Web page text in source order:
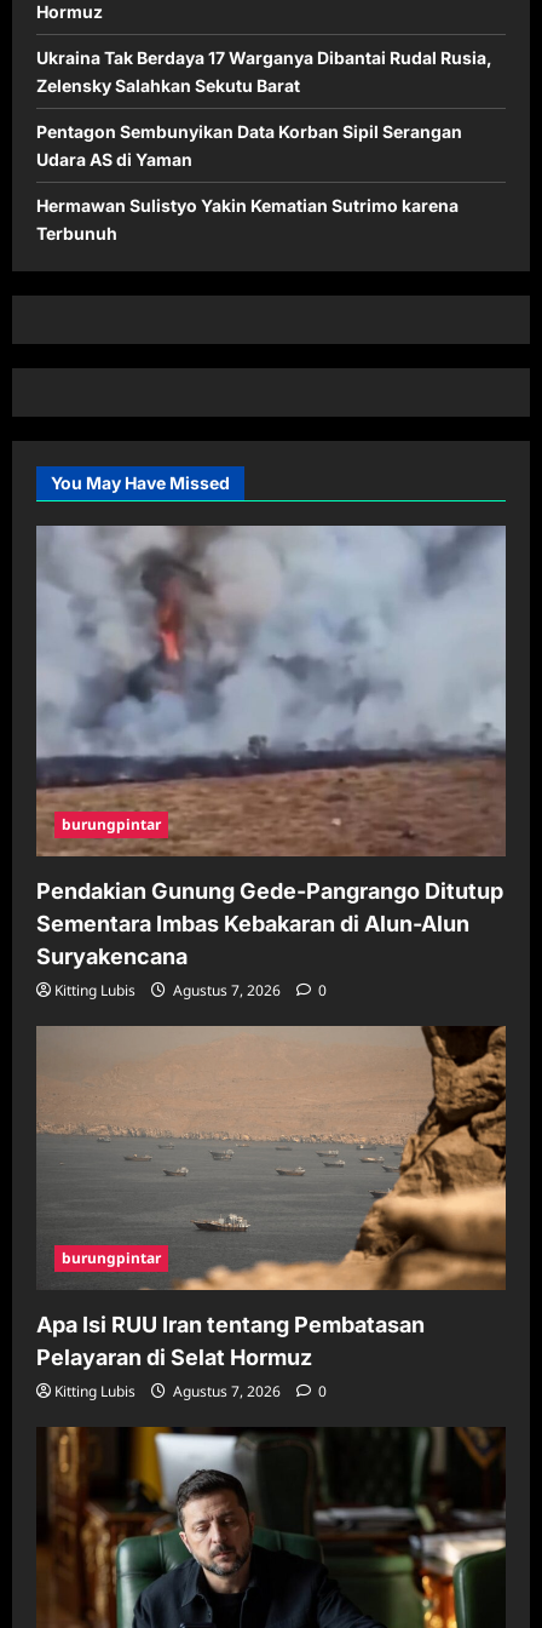
Hormuz
Ukraina Tak Berdaya 17 Warganya Dibantai Rudal Rusia,
Zelensky Salahkan Sekutu Barat
Pentagon Sembunyikan Data Korban Sipil Serangan
Udara AS di Yaman
Hermawan Sulistyo Yakin Kematian Sutrimo karena
Terbunuh
You May Have Missed
burungpintar
Pendakian Gunung Gede-Pangrango Ditutup
Sementara Imbas Kebakaran di Alun-Alun
Suryakencana
Kitting Lubis Agustus 7, 2026 0
burungpintar
Apa Isi RUU Iran tentang Pembatasan
Pelayaran di Selat Hormuz
Kitting Lubis Agustus 7, 2026 0